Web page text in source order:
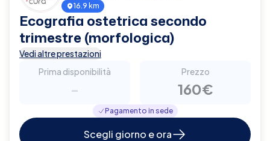
16.9 km
Ecografia ostetrica secondo
trimestre (morfologica)
Vedi altre prestazioni
Prima disponibilità
-
Prezzo
160€
Pagamento in sede
Scegli giorno e ora